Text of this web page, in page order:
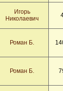
Игорь
Николаевич
Роман Б.
Роман Б.